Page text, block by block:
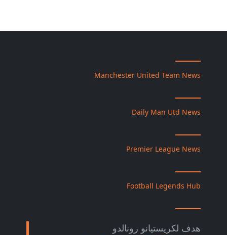
Manchester United Team News
Daily Man Utd News
Premier League News
Football Legends Hub
هدف لكريستيانو رونالدو